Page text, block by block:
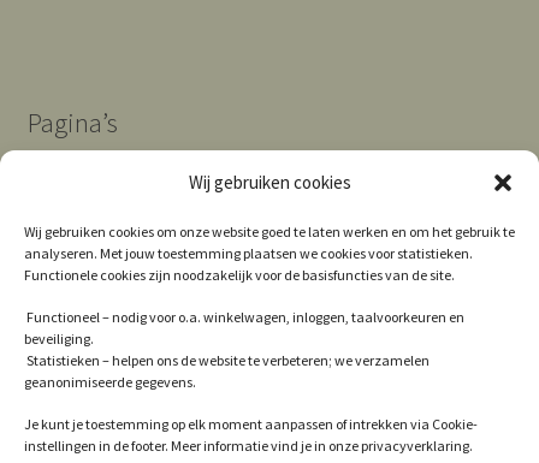
Wij gebruiken cookies
Wij gebruiken cookies om onze website goed te laten werken en om het gebruik te
analyseren. Met jouw toestemming plaatsen we cookies voor statistieken.
Functionele cookies zijn noodzakelijk voor de basisfuncties van de site.
Functioneel – nodig voor o.a. winkelwagen, inloggen, taalvoorkeuren en
beveiliging.
Statistieken – helpen ons de website te verbeteren; we verzamelen
geanonimiseerde gegevens.
Je kunt je toestemming op elk moment aanpassen of intrekken via Cookie-
instellingen in de footer. Meer informatie vind je in onze privacyverklaring.
Pagina’s
Contact
Privacy